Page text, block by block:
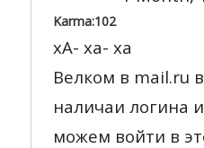
Karma:102
хA- хa- хa
Велком в mail.ru
наличаи логина
можем войти в